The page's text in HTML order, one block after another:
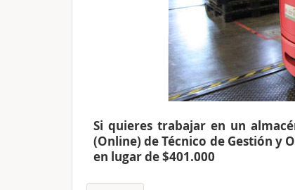
Si quieres trabajar en un
(Online) de Técnico de Gestión y
en lugar de $401.000